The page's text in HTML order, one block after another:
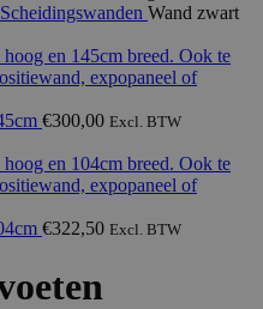
Scheidingswanden Wand zwart
€300,00 Excl. BTW
€322,50 Excl. BTW